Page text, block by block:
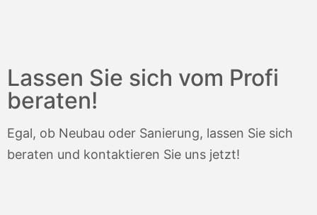
Lassen Sie sich vom Profi
beraten!
Egal, ob Neubau oder Sanierung, lassen Sie sich
beraten und kontaktieren Sie uns jetzt!